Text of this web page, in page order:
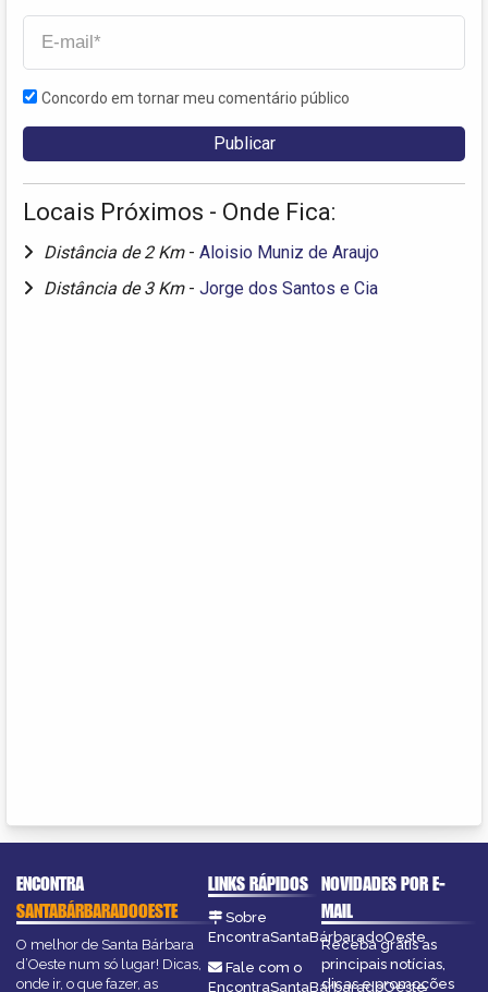
Concordo em tornar meu comentário público
Locais Próximos - Onde Fica:
Distância de 2 Km - Aloisio Muniz de Araujo
Distância de 3 Km - Jorge dos Santos e Cia
ENCONTRA
SANTABÁRBARADOOESTE
O melhor de Santa Bárbara
d’Oeste num só lugar! Dicas,
onde ir, o que fazer, as
LINKS RÁPIDOS
Sobre
EncontraSantaBárbaradoOeste
Fale com o
EncontraSantaBárbaradoOeste
NOVIDADES POR E-
MAIL
Receba grátis as
principais notícias,
dicas e promoções